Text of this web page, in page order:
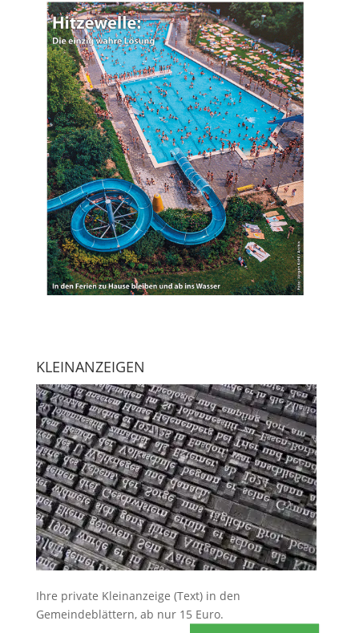
KLEINANZEIGEN
Ihre private Kleinanzeige (Text) in den
Gemeindeblättern, ab nur 15 Euro.